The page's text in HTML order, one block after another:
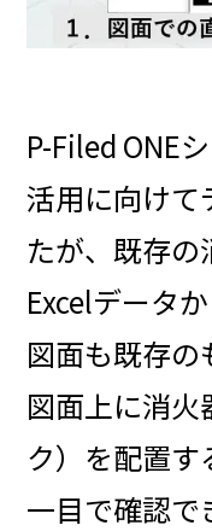
P-Filed ONE
活用に向けて
たが、既存の
Excelデータ
図面も既存の
図面上に消火
ク）を配置す
一目で確認で